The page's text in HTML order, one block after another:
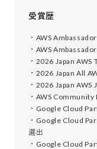
受賞歴
・AWS
・AWS
・2026 Japan
・2026 Japan All
・2026 Japan AWS
・AWS
・Google Cloud
・Google Cloud
選出
・Google Cloud